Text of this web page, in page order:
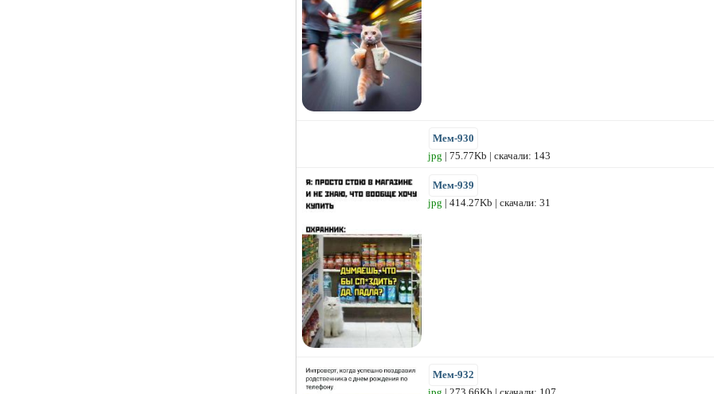
Мем-930
jpg | 75.77Kb | скачали: 143
Мем-939
jpg | 414.27Kb | скачали: 31
Мем-932